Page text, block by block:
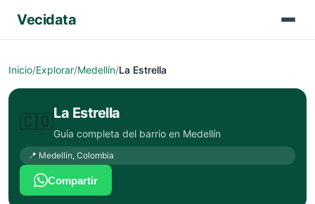
Vecidata
Inicio/Explorar/Medellín/La Estrella
🇨🇴La Estrella
Guía completa del barrio en Medellín
📍 Medellín, Colombia
Compartir